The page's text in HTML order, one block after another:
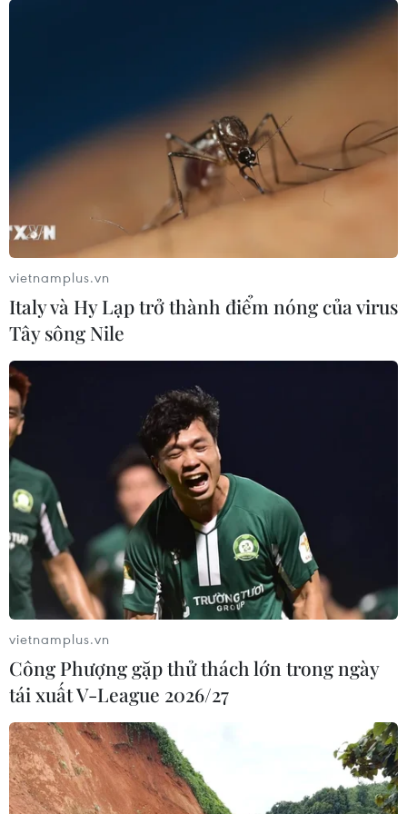
Đà Nẵng bùng nổ mùa du lịch Hè nhờ Lễ
13/06/2025 08:59
Lễ hội Pháo hoa quốc tế Đà Nẵng (DIFF) là cơ hội để Đà
Nẵng khẳng định vị thế “Thành phố sự kiện và lễ hội
hàng đầu châu Á” đồng thời góp phần thu hút lượng
lớn khách quốc tế.
vietnamplus.vn
Italy và Hy Lạp trở thành điểm nóng của virus
Tây sông Nile
vietnamplus.vn
Công Phượng gặp thử thách lớn trong ngày
tái xuất V-League 2026/27